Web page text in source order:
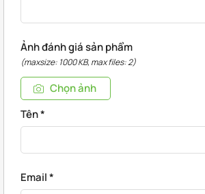
Ảnh đánh giá sản phẩm
(maxsize: 1000 KB, max files: 2)
Chọn ảnh
Tên*
Email*